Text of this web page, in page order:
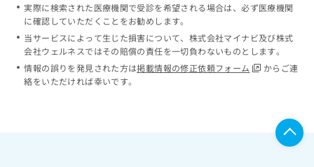
実際に検索された医療機関で受診を希望される場合は、必ず医療機関
に確認していただくことをお勧めします。
当サービスによって生じた損害について、株式会社マイナビ及び株式
会社ウェルネスではその賠償の責任を一切負わないものとします。
情報の誤りを発見された方は掲載情報の修正依頼フォーム
からご連
絡をいただければ幸いです。